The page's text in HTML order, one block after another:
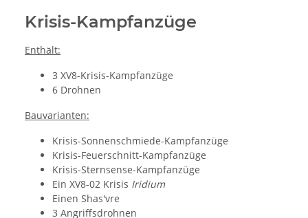
Krisis-Kampfanzüge
Enthält:
3 XV8-Krisis-Kampfanzüge
6 Drohnen
Bauvarianten:
Krisis-Sonnenschmiede-Kampfanzüge
Krisis-Feuerschnitt-Kampfanzüge
Krisis-Sternsense-Kampfanzüge
Ein XV8-02 Krisis Iridium
Einen Shas'vre
3 Angriffsdrohnen